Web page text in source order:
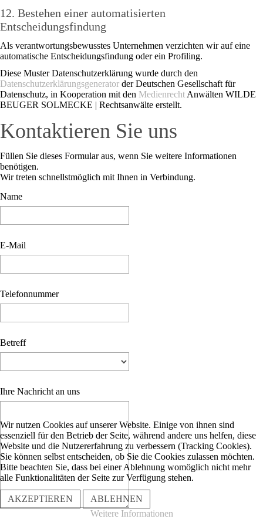
12. Bestehen einer automatisierten
Entscheidungsfindung
Als verantwortungsbewusstes Unternehmen verzichten wir auf eine
automatische Entscheidungsfindung oder ein Profiling.
Diese Muster Datenschutzerklärung wurde durch den
Datenschutzerklärungsgenerator der Deutschen Gesellschaft für
Datenschutz, in Kooperation mit den Medienrecht Anwälten WILDE
BEUGER SOLMECKE | Rechtsanwälte erstellt.
Kontaktieren Sie uns
Füllen Sie dieses Formular aus, wenn Sie weitere Informationen
benötigen.
Wir treten schnellstmöglich mit Ihnen in Verbindung.
Name
E-Mail
Telefonnummer
Betreff
Ihre Nachricht an uns
Wir nutzen Cookies auf unserer Website. Einige von ihnen sind
essenziell für den Betrieb der Seite, während andere uns helfen, diese
Website und die Nutzererfahrung zu verbessern (Tracking Cookies).
Sie können selbst entscheiden, ob Sie die Cookies zulassen möchten.
Bitte beachten Sie, dass bei einer Ablehnung womöglich nicht mehr
alle Funktionalitäten der Seite zur Verfügung stehen.
AKZEPTIEREN
ABLEHNEN
Weitere Informationen